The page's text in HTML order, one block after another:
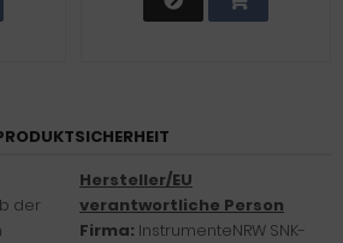
der
Hersteller/EU
verantwortliche Person
Firma: InstrumenteNRW SNK-